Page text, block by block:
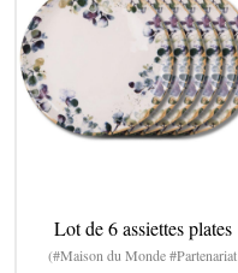
Lot de 6 assiettes plates
(#Maison du Monde #Partenariat